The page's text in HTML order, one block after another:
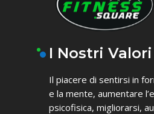
I Nostri Valori
Il piacere di sentirsi in
e la mente, aumentare
psicofisica, migliorarsi,